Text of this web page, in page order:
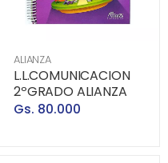
ALIANZA
L.L.COMUNICACION
2ºGRADO ALIANZA
Gs. 80.000